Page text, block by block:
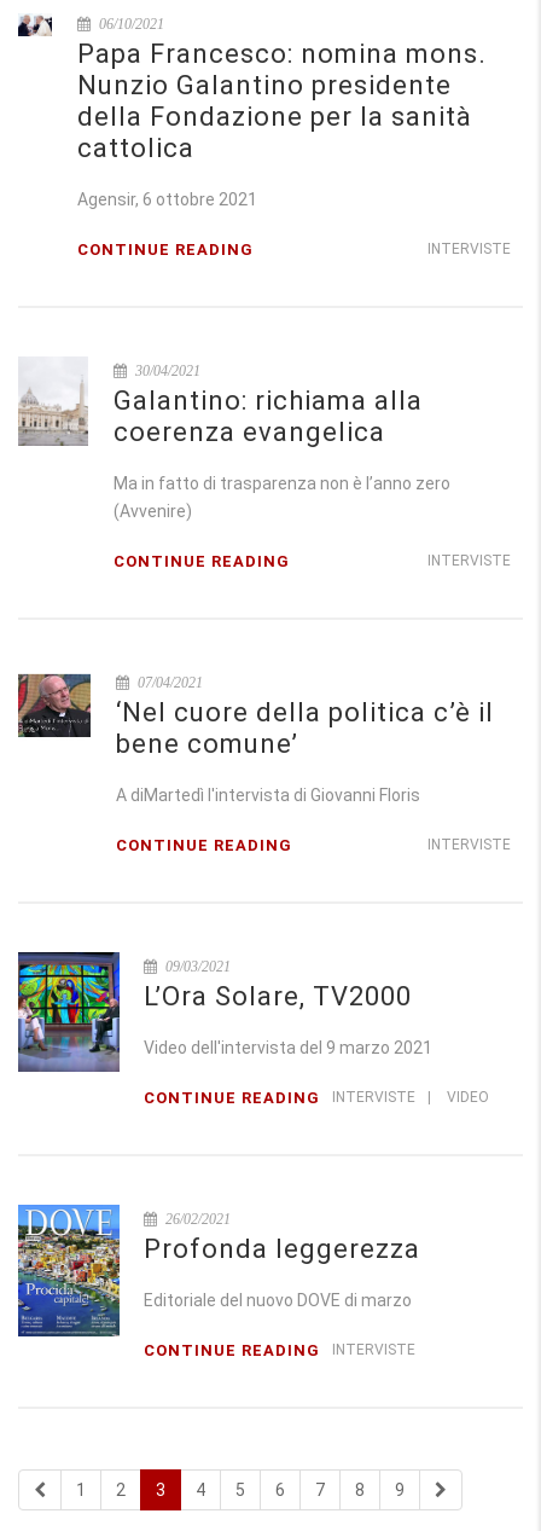
06/10/2021
Papa Francesco: nomina mons.
Nunzio Galantino presidente
della Fondazione per la sanità
cattolica
Agensir, 6 ottobre 2021
INTERVISTE
CONTINUE READING
30/04/2021
Galantino: richiama alla
coerenza evangelica
Ma in fatto di trasparenza non è l’anno zero
(Avvenire)
INTERVISTE
CONTINUE READING
07/04/2021
‘Nel cuore della politica c’è il
bene comune’
A diMartedì l'intervista di Giovanni Floris
INTERVISTE
CONTINUE READING
09/03/2021
L’Ora Solare, TV2000
Video dell'intervista del 9 marzo 2021
INTERVISTE VIDEO
CONTINUE READING
26/02/2021
Profonda leggerezza
Editoriale del nuovo DOVE di marzo
INTERVISTE
CONTINUE READING
1 2 3 4 5 6 7 8 9